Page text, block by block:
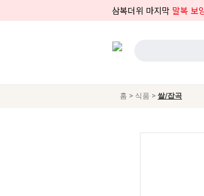
삼복더위 마지막 말복 보
홈 > 식품 > 쌀/잡곡